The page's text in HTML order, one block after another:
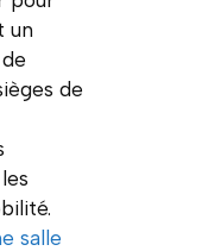
un
de
salle